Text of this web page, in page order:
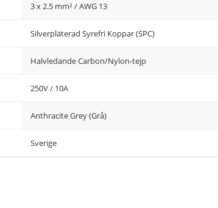
3 x 2.5 mm² / AWG 13
Silverpläterad Syrefri Koppar (SPC)
Halvledande Carbon/Nylon-tejp
250V / 10A
Anthracite Grey (Grå)
Sverige